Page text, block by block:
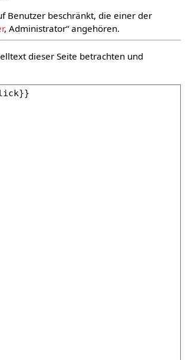
Benutzer beschränkt, die einer der
, Administrator“ angehören.
dieser Seite betrachten und